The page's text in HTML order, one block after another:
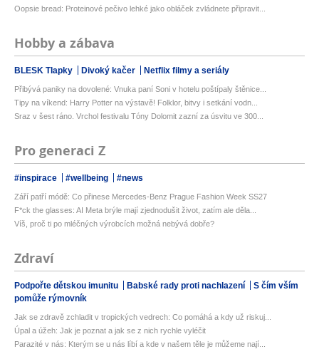
Oopsie bread: Proteinové pečivo lehké jako obláček zvládnete připravit...
Hobby a zábava
BLESK Tlapky Divoký kačer Netflix filmy a seriály
Přibývá paniky na dovolené: Vnuka paní Soni v hotelu poštípaly štěnice...
Tipy na víkend: Harry Potter na výstavě! Folklor, bitvy i setkání vodn...
Sraz v šest ráno. Vrchol festivalu Tóny Dolomit zazní za úsvitu ve 300...
Pro generaci Z
#inspirace #wellbeing #news
Září patří módě: Co přinese Mercedes-Benz Prague Fashion Week SS27
F*ck the glasses: AI Meta brýle mají zjednodušit život, zatím ale děla...
Víš, proč ti po mléčných výrobcích možná nebývá dobře?
Zdraví
Podpořte dětskou imunitu Babské rady proti nachlazení
S čím vším
pomůže rýmovník
Jak se zdravě zchladit v tropických vedrech: Co pomáhá a kdy už riskuj...
Úpal a úžeh: Jak je poznat a jak se z nich rychle vyléčit
Parazité v nás: Kterým se u nás líbí a kde v našem těle je můžeme nají...